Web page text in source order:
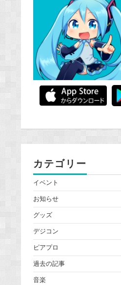
カテゴリー
イベント
お知らせ
グッズ
デジコン
ピアプロ
過去の記事
音楽